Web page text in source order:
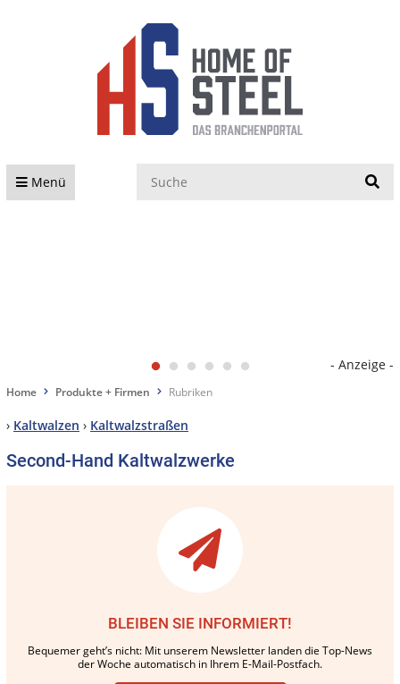
Menü
- Anzeige -
Home Produkte + Firmen Rubriken
› Kaltwalzen › Kaltwalzstraßen
Second-Hand Kaltwalzwerke
BLEIBEN SIE INFORMIERT!
Bequemer geht’s nicht: Mit unserem Newsletter landen die Top-News
der Woche automatisch in Ihrem E-Mail-Postfach.